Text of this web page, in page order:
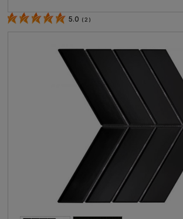
5.0 ( 2 )